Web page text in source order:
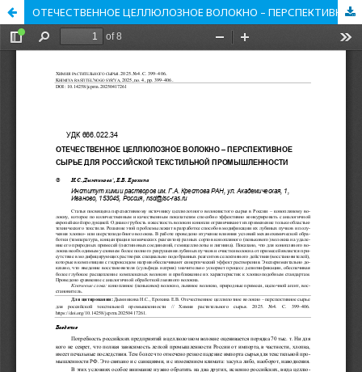
ОТЕЧЕСТВЕННОЕ ЦЕЛЛЮЛОЗНОЕ ВОЛОКНО – ПЕРСПЕКТИВНОЕ СЫРЬЕ ДЛЯ РОССИЙСКОЙ ТЕКСТИЛЬНОЙ ПРОМЫШЛЕННОСТИ